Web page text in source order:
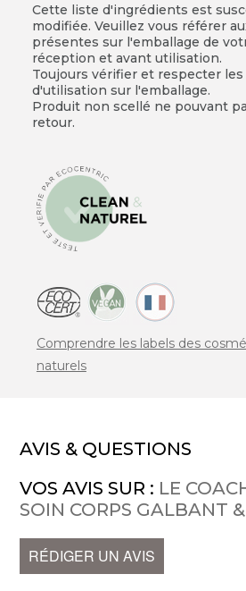
Cette liste d'ingrédients est
modifiée. Veuillez vous référer
présentes sur l'emballage de
réception et avant utilisation.
Toujours vérifier et respecter
d'utilisation sur l'emballage.
Produit non scellé ne pouvant
retour.
Comprendre les labels des
naturels
AVIS & QUESTIONS
VOS AVIS SUR : LE
SOIN CORPS GALBANT
RÉDIGER UN AVIS